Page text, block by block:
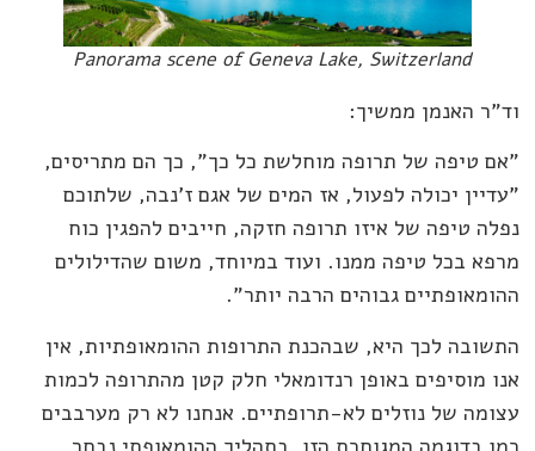
Panorama scene of Geneva Lake, Switzerland
וד"ר האנמן ממשיך:
"אם טיפה של תרופה מוחלשת כל כך", כך הם מתריסים,
"עדיין יכולה לפעול, אז המים של אגם ז'נבה, שלתוכם
נפלה טיפה של איזו תרופה חזקה, חייבים להפגין כוח
מרפא בכל טיפה ממנו. ועוד במיוחד, משום שהדילולים
ההומאופתיים גבוהים הרבה יותר”.
התשובה לכך היא, שבהכנת התרופות ההומאופתיות, אין
אנו מוסיפים באופן רנדומאלי חלק קטן מהתרופה לכמות
עצומה של נוזלים לא-תרופתיים. אנחנו לא רק מערבבים